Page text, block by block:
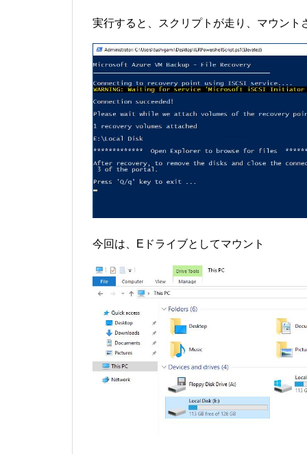
実行すると、スクリプトが走り、マウン
今回は、Eドライブとしてマウント